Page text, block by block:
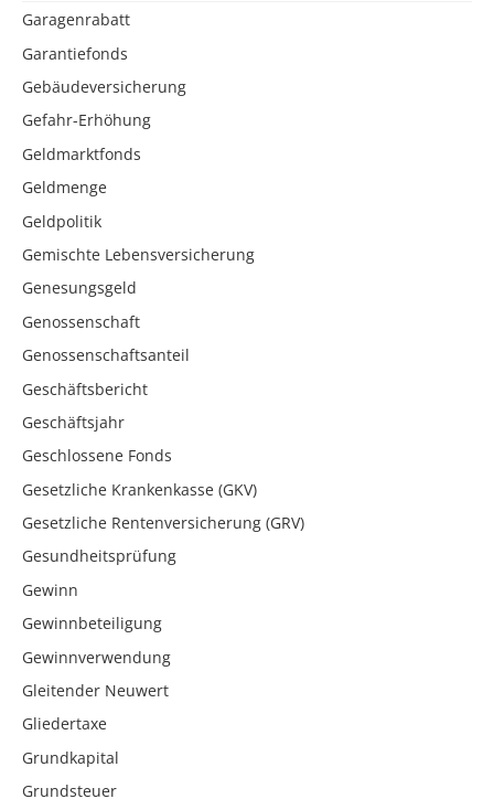
Garagenrabatt
Garantiefonds
Gebäudeversicherung
Gefahr-Erhöhung
Geldmarktfonds
Geldmenge
Geldpolitik
Gemischte Lebensversicherung
Genesungsgeld
Genossenschaft
Genossenschaftsanteil
Geschäftsbericht
Geschäftsjahr
Geschlossene Fonds
Gesetzliche Krankenkasse (GKV)
Gesetzliche Rentenversicherung (GRV)
Gesundheitsprüfung
Gewinn
Gewinnbeteiligung
Gewinnverwendung
Gleitender Neuwert
Gliedertaxe
Grundkapital
Grundsteuer